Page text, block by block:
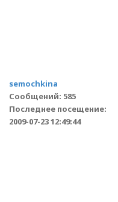
semochkina
Сообщений: 585
Последнее посещение:
2009-07-23 12:49:44